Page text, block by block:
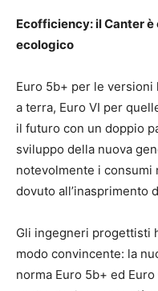
Ecofficiency: il Canter
ecologico
Euro 5b+ per le
a terra, Euro VI per
il futuro con un doppio
sviluppo della nuova
notevolmente i consumi
dovuto all’inasprimento
Gli ingegneri progettisti
modo convincente: la
norma Euro 5b+ ed